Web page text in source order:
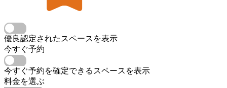
優良認定されたスペースを表示
今すぐ予約
今すぐ予約を確定できるスペースを表示
料金を選ぶ